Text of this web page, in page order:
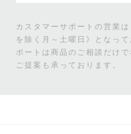
カスタマーサポートの営業
を除く月～土曜日》となって
ポートは商品のご相談だけ
ご提案も承っております。